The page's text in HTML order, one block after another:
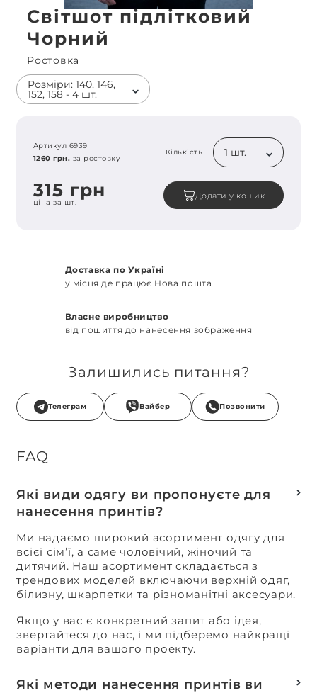
Світшот підлітковий
Чорний
Ростовка
Розміри: 140, 146,
152, 158 - 4 шт.
Артикул 6939
1260 грн. за ростовку
Кількість 1 шт.
315 грн
ціна за шт.
Додати у кошик
Доставка по Україні
у місця де працює Нова пошта
Власне виробництво
від пошиття до нанесення зображення
Залишились питання?
Телеграм Вайбер Позвонити
FAQ
Які види одягу ви пропонуєте для
нанесення принтів?
Ми надаємо широкий асортимент одягу для
всієї сім’ї, а саме чоловічий, жіночий та
дитячий. Наш асортимент складається з
трендових моделей включаючи верхній одяг,
білизну, шкарпетки та різноманітні аксесуари.
Якщо у вас є конкретний запит або ідея,
звертайтеся до нас, і ми підберемо найкращі
варіанти для вашого проекту.
Які методи нанесення принтів ви